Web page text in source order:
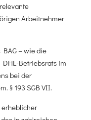
Arbeitnehmer
BAG – wie die
Betriebsrats im
bei der
§ 193 SGB VII.
erheblicher